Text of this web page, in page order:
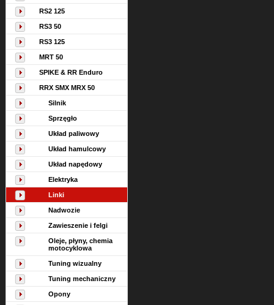
RS2 125
RS3 50
RS3 125
MRT 50
SPIKE & RR Enduro
RRX SMX MRX 50
Silnik
Sprzęgło
Układ paliwowy
Układ hamulcowy
Układ napędowy
Elektryka
Linki
Nadwozie
Zawieszenie i felgi
Oleje, płyny, chemia
motocyklowa
Tuning wizualny
Tuning mechaniczny
Opony